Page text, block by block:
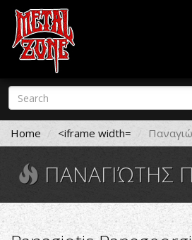
Skip
main
content
Search
form
Search
Home <iframe width=
ΠΑΝΑΓΙΏΤΗΣ